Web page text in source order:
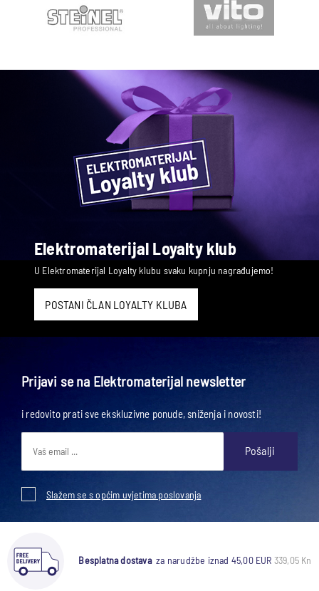
Elektromaterijal Loyalty klub
U Elektromaterijal Loyalty klubu svaku kupnju nagrađujemo!
POSTANI ČLAN LOYALTY KLUBA
Prijavi se na Elektromaterijal newsletter
i redovito prati sve ekskluzivne ponude, sniženja i novosti!
Pošalji
Slažem se s općim uvjetima poslovanja
Besplatna dostavaza narudžbe iznad 45,00 EUR 339,05 Kn